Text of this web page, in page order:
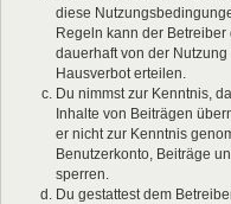
diese
Regeln kann der
dauerhaft von der
Hausverbot erteilen.
Du nimmst zur Kenntnis,
Inhalte von Beiträgen
er nicht zur Kenntnis
Benutzerkonto, Beiträge
sperren.
Du gestattest dem